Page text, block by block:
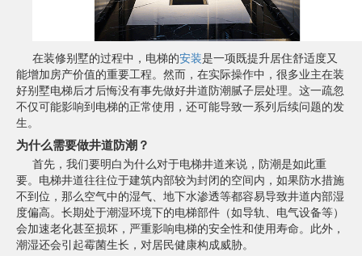
在装修别墅的过程中，电梯的安装是一项既提升居住舒适度又
能增加房产价值的重要工程。然而，在实际操作中，很多业主在装
好别墅电梯后才后悔没有事先做好井道防潮腻子层处理。这一疏忽
不仅可能影响到电梯的正常使用，还可能导致一系列后续问题的发
生。
为什么需要做井道防潮？
首先，我们要明白为什么对于电梯井道来说，防潮是如此重
要。电梯井道往往位于建筑内部较为封闭的空间内，如果防水措施
不到位，那么空气中的湿气、地下水渗透等都容易导致井道内部湿
度偏高。长期处于潮湿环境下的电梯部件（如导轨、电气设备等）
会加速老化甚至损坏，严重影响电梯的安全性和使用寿命。此外，
潮湿还会引起霉菌生长，对居民健康构成威胁。